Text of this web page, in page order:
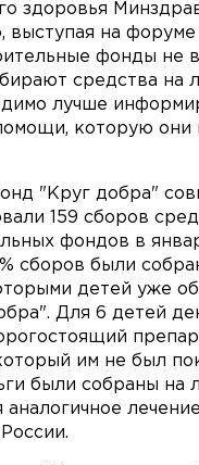
здоровья
на форуме
фонды не
средства на
лучше
которую они
"Круг добра"
159 сборов
фондов в
сборов были
детей уже
Для 6 детей
им не был
были собраны на
аналогичное